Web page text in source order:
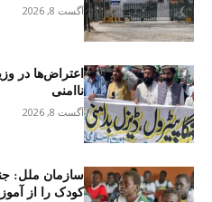
آگست 8, 2026
اعتراض‌ها در
ناامنی
آگست 8, 2026
کودک را از